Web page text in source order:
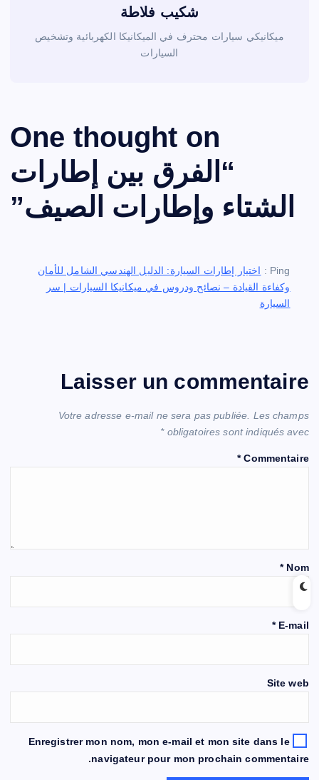
شكيب فلاطة
ميكانيكي سيارات محترف في الميكانيكا الكهربائية وتشخيص
السيارات
One thought on
“ الفرق بين إطارات
الشتاء وإطارات الصيف”
Ping :
اختيار إطارات السيارة: الدليل الهندسي الشامل للأمان
وكفاءة القيادة – نصائح ودروس في ميكانيكا السيارات | سر
السيارة
Laisser un commentaire
Votre adresse e-mail ne sera pas publiée. Les champs
obligatoires sont indiqués avec
*
Commentaire
*
Nom
*
E-mail
*
Site web
Enregistrer mon nom, mon e-mail et mon site dans le
navigateur pour mon prochain commentaire.